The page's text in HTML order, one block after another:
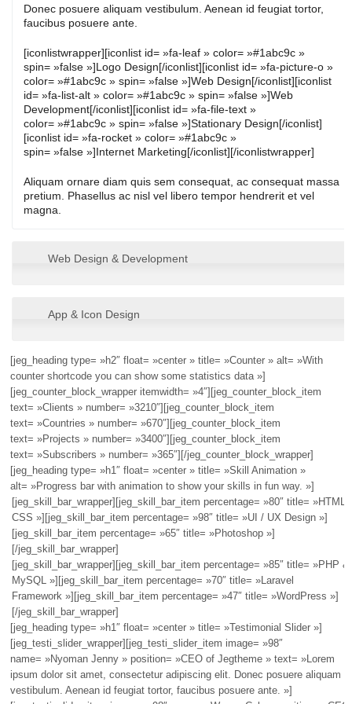
Donec posuere aliquam vestibulum. Aenean id feugiat tortor,
faucibus posuere ante.
[iconlistwrapper][iconlist id= »fa-leaf » color= »#1abc9c »
spin= »false »]Logo Design[/iconlist][iconlist id= »fa-picture-o »
color= »#1abc9c » spin= »false »]Web Design[/iconlist][iconlist
id= »fa-list-alt » color= »#1abc9c » spin= »false »]Web
Development[/iconlist][iconlist id= »fa-file-text »
color= »#1abc9c » spin= »false »]Stationary Design[/iconlist]
[iconlist id= »fa-rocket » color= »#1abc9c »
spin= »false »]Internet Marketing[/iconlist][/iconlistwrapper]
Aliquam ornare diam quis sem consequat, ac consequat massa
pretium. Phasellus ac nisl vel libero tempor hendrerit et vel
magna.
Web Design & Development
App & Icon Design
[jeg_heading type= »h2″ float= »center » title= »Counter » alt= »With
counter shortcode you can show some statistics data »]
[jeg_counter_block_wrapper itemwidth= »4″][jeg_counter_block_item
text= »Clients » number= »3210″][jeg_counter_block_item
text= »Countries » number= »670″][jeg_counter_block_item
text= »Projects » number= »3400″][jeg_counter_block_item
text= »Subscribers » number= »365″][/jeg_counter_block_wrapper]
[jeg_heading type= »h1″ float= »center » title= »Skill Animation »
alt= »Progress bar with animation to show your skills in fun way. »]
[jeg_skill_bar_wrapper][jeg_skill_bar_item percentage= »80″ title= »HTML
CSS »][jeg_skill_bar_item percentage= »98″ title= »UI / UX Design »]
[jeg_skill_bar_item percentage= »65″ title= »Photoshop »]
[/jeg_skill_bar_wrapper]
[jeg_skill_bar_wrapper][jeg_skill_bar_item percentage= »85″ title= »PHP &
MySQL »][jeg_skill_bar_item percentage= »70″ title= »Laravel
Framework »][jeg_skill_bar_item percentage= »47″ title= »WordPress »]
[/jeg_skill_bar_wrapper]
[jeg_heading type= »h1″ float= »center » title= »Testimonial Slider »]
[jeg_testi_slider_wrapper][jeg_testi_slider_item image= »98″
name= »Nyoman Jenny » position= »CEO of Jegtheme » text= »Lorem
ipsum dolor sit amet, consectetur adipiscing elit. Donec posuere aliquam
vestibulum. Aenean id feugiat tortor, faucibus posuere ante. »]